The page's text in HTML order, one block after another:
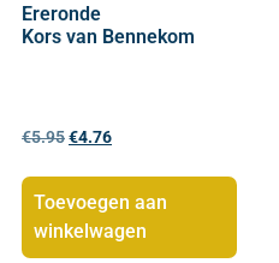
Ereronde
Kors van Bennekom
€5.95€4.76
Toevoegen aan
winkelwagen